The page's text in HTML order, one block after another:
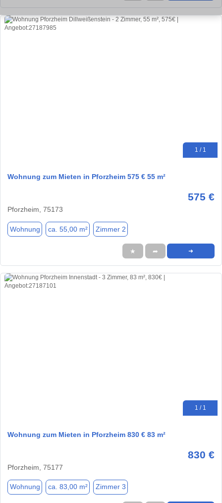
1 / 1
Wohnung zum Mieten in Pforzheim 575 € 55 m²
575 €
Pforzheim, 75173
Wohnung ca. 55,00 m² Zimmer 2
★ ➦ ➜
1 / 1
Wohnung zum Mieten in Pforzheim 830 € 83 m²
830 €
Pforzheim, 75177
Wohnung ca. 83,00 m² Zimmer 3